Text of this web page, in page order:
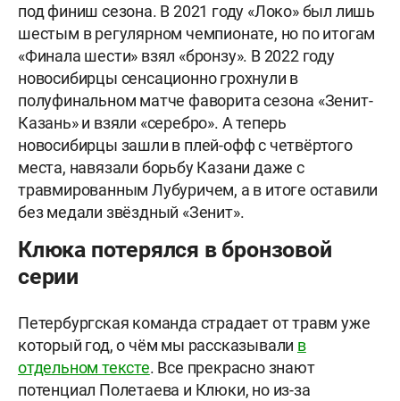
под финиш сезона. В 2021 году «Локо» был лишь
шестым в регулярном чемпионате, но по итогам
«Финала шести» взял «бронзу». В 2022 году
новосибирцы сенсационно грохнули в
полуфинальном матче фаворита сезона «Зенит-
Казань» и взяли «серебро». А теперь
новосибирцы зашли в плей-офф с четвёртого
места, навязали борьбу Казани даже с
травмированным Лубуричем, а в итоге оставили
без медали звёздный «Зенит».
Клюка потерялся в бронзовой
серии
Петербургская команда страдает от травм уже
который год, о чём мы рассказывали в
отдельном тексте. Все прекрасно знают
потенциал Полетаева и Клюки, но из-за